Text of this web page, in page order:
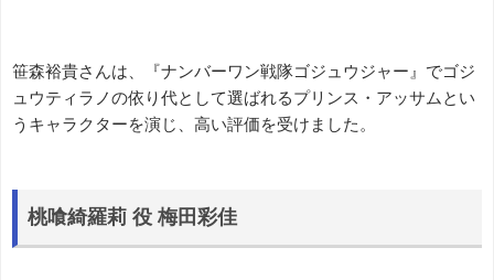
笹森裕貴さんは、『ナンバーワン戦隊ゴジュウジャー』でゴジ
ュウティラノの依り代として選ばれるプリンス・アッサムとい
うキャラクターを演じ、高い評価を受けました。
桃喰綺羅莉 役 梅田彩佳